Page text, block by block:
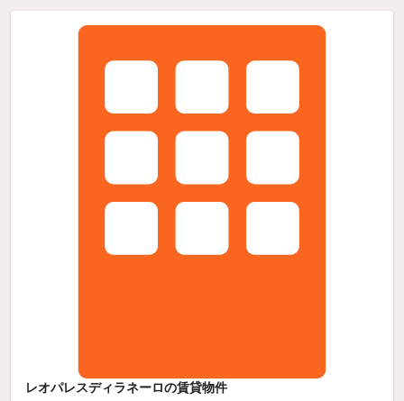
レオパレスディラネーロの賃貸物件